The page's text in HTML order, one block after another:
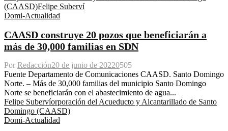
(CAASD)Felipe Suberví
Domi-Actualidad
CAASD construye 20 pozos que beneficiarán a
más de 30,000 familias en SDN
Por Redacción20 de junio de 20220505
Fuente Departamento de Comunicaciones CAASD. Santo Domingo
Norte. – Más de 30,000 familias del municipio Santo Domingo
Norte se beneficiarán con el abastecimiento de agua...
Felipe Subervíorporación del Acueducto y Alcantarillado de Santo
Domingo (CAASD)
Domi-Actualidad